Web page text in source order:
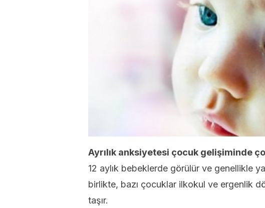
Ayrılık anksiyetesi çocuk gelişiminde
12 aylık bebeklerde görülür ve genellikle
birlikte, bazı çocuklar ilkokul ve ergenlik
taşır.